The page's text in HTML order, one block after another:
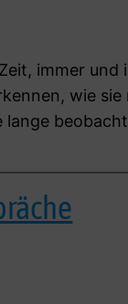
immer
wie
lange